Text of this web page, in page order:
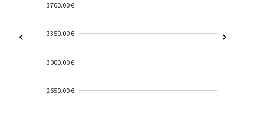
3700.00 €
3350.00 €
3000.00 €
2650.00 €